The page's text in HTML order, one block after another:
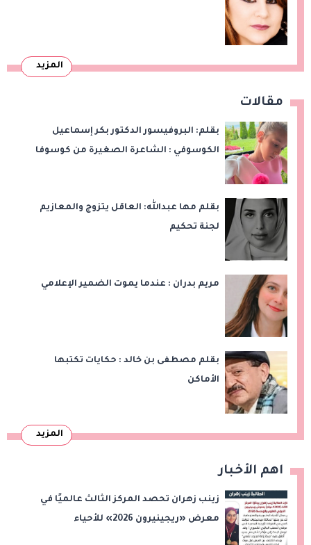
المزيد
مقالات
بقلم: البروفيسور الدكتور بكر إسماعيل
الكوسوفي : الشاعرة الصغيرة من كوسوفا
بقلم مها عبدالله: العاقل يتزوج والمعازيم
لجنة تحكيم
مريم بدران : عندما يموت الضمير الإعلامي
بقلم مصطفى بن خالد : حكايات تكتبها
الأماكن
المزيد
اهم الأخبار
زينب زهران تحصد المركز الثالث عالميًا في
معرض «ريجينيرون 2026» للأحياء